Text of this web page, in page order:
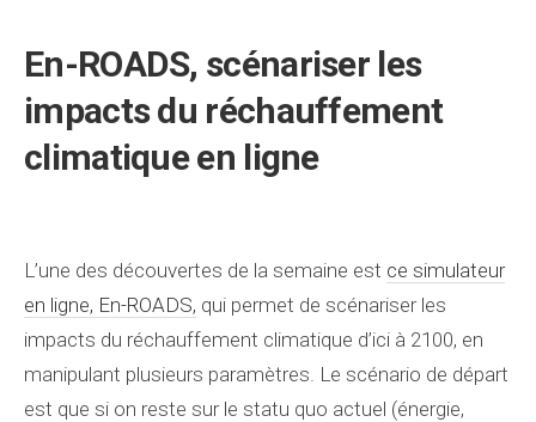
En-ROADS, scénariser les
impacts du réchauffement
climatique en ligne
L’une des découvertes de la semaine est ce simulateur
en ligne, En-ROADS, qui permet de scénariser les
impacts du réchauffement climatique d’ici à 2100, en
manipulant plusieurs paramètres. Le scénario de départ
est que si on reste sur le statu quo actuel (énergie,